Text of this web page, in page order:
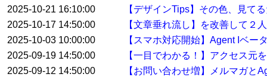
2025-10-21 16:10:00
【デザインTips】その色、見て
2025-10-17 14:50:00
【文章垂れ流し】を改善して２
2025-10-03 10:00:00
【スマホ対応開始】Agent Iベー
2025-09-19 14:50:00
【一目でわかる！】アクセス元
2025-09-12 14:50:00
【お問い合わせ増】メルマガと